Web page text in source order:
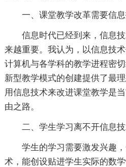
一、课堂教学改革需要信
信息时代已经到来，信息
来越重要。我认为，以信息技
计算机与各学科的教学进程密
新型教学模式的创建提供了最
用信息技术来改进课堂教学是
由之路。
二、学生学习离不开信息
学生的学习需要激发兴趣
术，能创设贴进学生实际的数